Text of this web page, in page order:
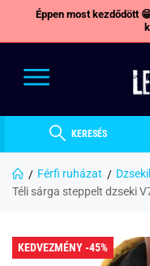
Éppen most kezdődött
KERESÉS
Férfi ruházat
Téli sárga steppelt dzseki
KEDVEZMÉNY -45%